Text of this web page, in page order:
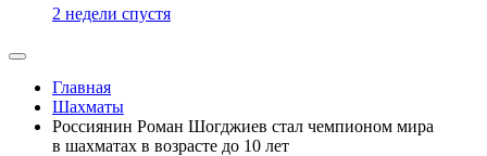
2 недели спустя
Главная
Шахматы
Россиянин Роман Шогджиев стал чемпионом мира
в шахматах в возрасте до 10 лет